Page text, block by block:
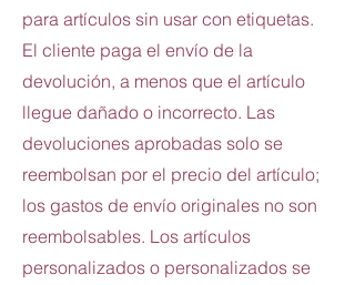
para artículos sin usar con etiquetas.
El cliente paga el envío de la
devolución, a menos que el artículo
llegue dañado o incorrecto. Las
devoluciones aprobadas solo se
reembolsan por el precio del artículo;
los gastos de envío originales no son
reembolsables. Los artículos
personalizados o personalizados se